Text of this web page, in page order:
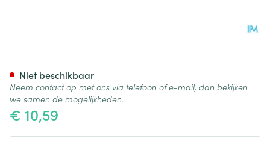
€ 10,59
Niet beschikbaar
Neem contact op met ons via telefoon of e-mail, dan bekijken
we samen de mogelijkheden.